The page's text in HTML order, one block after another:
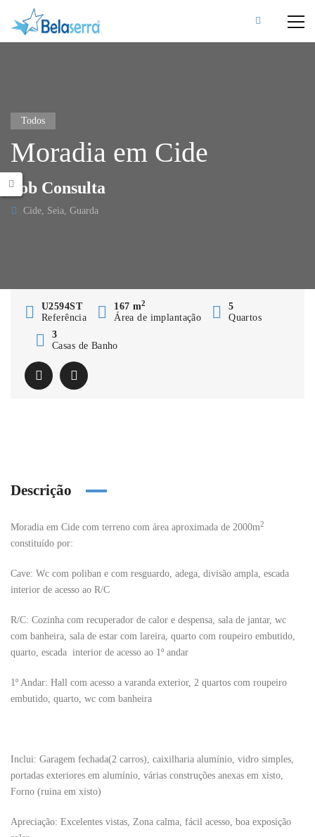
Todos
Moradia em Cide
Sob Consulta
Cide, Seia, Guarda
U2594ST
Referência
167 m2
Área de implantação
5
Quartos
3
Casas de Banho
Descrição
Moradia em Cide com terreno com área aproximada de 2000m2
constituído por:
Cave: Wc com poliban e com resguardo, adega, divisão ampla, escada
interior de acesso ao R/C
R/C: Cozinha com recuperador de calor e despensa, sala de jantar, wc
com banheira, sala de estar com lareira, quarto com roupeiro embutido,
quarto, escada interior de acesso ao 1º andar
1º Andar: Hall com acesso a varanda exterior, 2 quartos com roupeiro
embutido, quarto, wc com banheira
Inclui: Garagem fechada(2 carros), caixilharia alumínio, vidro simples,
portadas exteriores em alumínio, várias construções anexas em xisto,
Forno (ruina em xisto)
Apreciação: Excelentes vistas, Zona calma, fácil acesso, boa exposição